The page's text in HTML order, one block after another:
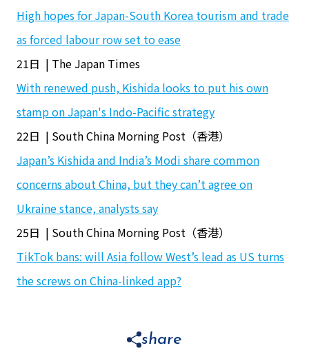
High hopes for Japan-South Korea tourism and trade
as forced labour row set to ease
21日 | The Japan Times
With renewed push, Kishida looks to put his own
stamp on Japan's Indo-Pacific strategy
22日 | South China Morning Post（香港）
Japan’s Kishida and India’s Modi share common
concerns about China, but they can’t agree on
Ukraine stance, analysts say
25日 | South China Morning Post（香港）
TikTok bans: will Asia follow West’s lead as US turns
the screws on China-linked app?
share